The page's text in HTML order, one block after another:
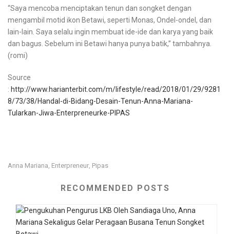
“Saya mencoba menciptakan tenun dan songket dengan
mengambil motid ikon Betawi, seperti Monas, Ondel-ondel, dan
lain-lain. Saya selalu ingin membuat ide-ide dan karya yang baik
dan bagus. Sebelum ini Betawi hanya punya batik,” tambahnya.
(romi)
Source
: http://www.harianterbit.com/m/lifestyle/read/2018/01/29/9281
8/73/38/Handal-di-Bidang-Desain-Tenun-Anna-Mariana-
Tularkan-Jiwa-Enterpreneurke-PIPAS
Anna Mariana, Enterpreneur, Pipas
RECOMMENDED POSTS